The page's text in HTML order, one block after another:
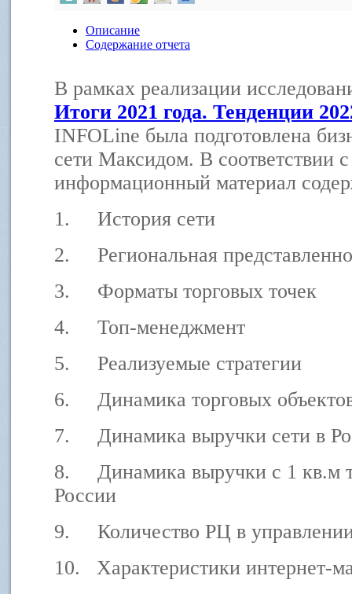
Описание
Содержание отчета
В рамках реализации
Итоги 2021 года. Тенденции
INFOLine была подготовлена
сети Максидом. В соответствии
информационный материал
1. История сети
2. Региональная
3. Форматы торговых точек
4. Топ-менеджмент
5. Реализуемые стратегии
6. Динамика торговых
7. Динамика выручки сети в
8. Динамика выручки с 1 кв.м
России
9. Количество РЦ в
10. Характеристики интернет-